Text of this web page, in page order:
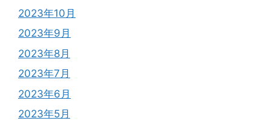
2023年10月
2023年9月
2023年8月
2023年7月
2023年6月
2023年5月